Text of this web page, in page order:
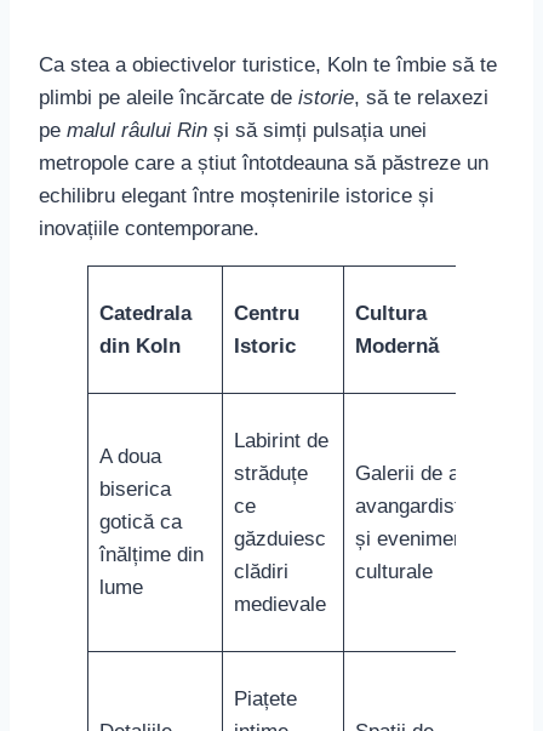
Ca stea a obiectivelor turistice, Koln te îmbie să te
plimbi pe aleile încărcate de istorie, să te relaxezi
pe malul râului Rin și să simți pulsația unei
metropole care a știut întotdeauna să păstreze un
echilibru elegant între moștenirile istorice și
inovațiile contemporane.
Catedrala
din Koln
Centru
Istoric
Cultura
Modernă
A doua
biserica
gotică ca
înălțime din
lume
Labirint de
străduțe
ce
găzduiesc
clădiri
medievale
Galerii de artă
avangardistă
și evenimente
culturale
Piațete